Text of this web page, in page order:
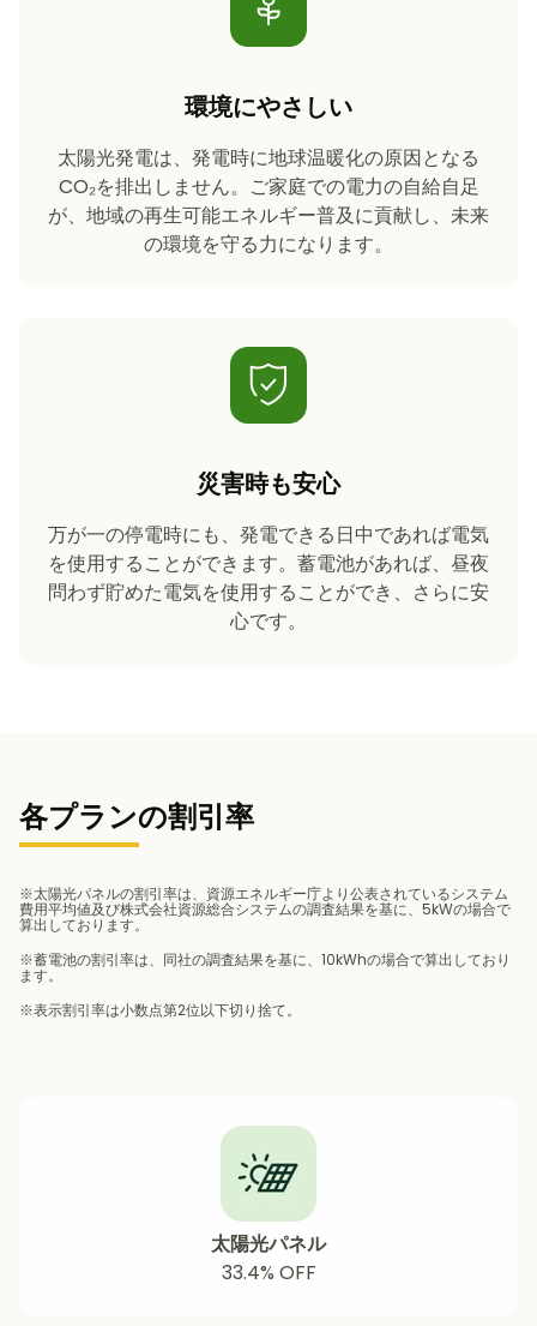
環境にやさしい
太陽光発電は、発電時に地球温暖化の原因となる
CO₂を排出しません。ご家庭での電力の自給自足
が、地域の再生可能エネルギー普及に貢献し、未来
の環境を守る力になります。
災害時も安心
万が一の停電時にも、発電できる日中であれば電気
を使用することができます。蓄電池があれば、昼夜
問わず貯めた電気を使用することができ、さらに安
心です。
各プランの割引率
※太陽光パネルの割引率は、資源エネルギー庁より公表されているシステム
費用平均値及び株式会社資源総合システムの調査結果を基に、5kWの場合で
算出しております。
※蓄電池の割引率は、同社の調査結果を基に、10kWhの場合で算出しており
ます。
※表示割引率は小数点第2位以下切り捨て。
太陽光パネル
33.4% OFF